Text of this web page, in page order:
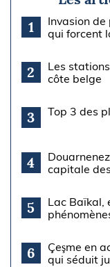
1
Invasion de
qui forcent
2
Les
côte belge
3 Top 3 des
4
capitale
5
Lac Baïkal,
6
Çeşme en
qui séduit